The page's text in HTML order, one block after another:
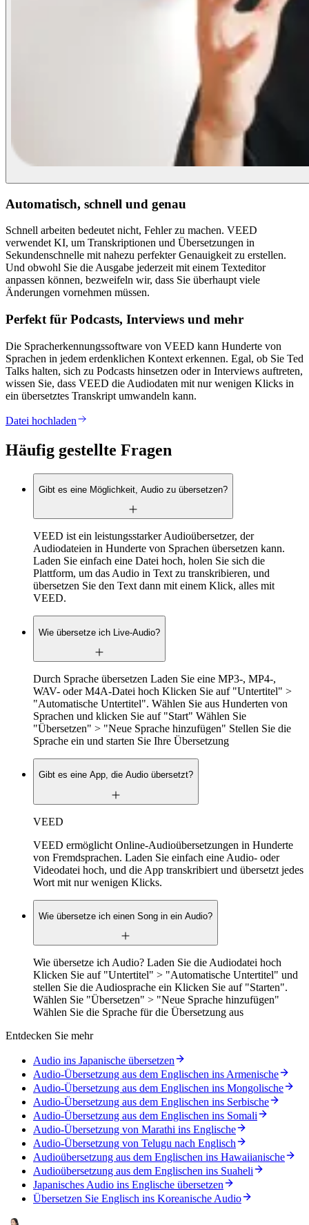
Automatisch, schnell und genau
Schnell arbeiten bedeutet nicht, Fehler zu machen. VEED
verwendet KI, um Transkriptionen und Übersetzungen in
Sekundenschnelle mit nahezu perfekter Genauigkeit zu erstellen.
Und obwohl Sie die Ausgabe jederzeit mit einem Texteditor
anpassen können, bezweifeln wir, dass Sie überhaupt viele
Änderungen vornehmen müssen.
Perfekt für Podcasts, Interviews und mehr
Die Spracherkennungssoftware von VEED kann Hunderte von
Sprachen in jedem erdenklichen Kontext erkennen. Egal, ob Sie Ted
Talks halten, sich zu Podcasts hinsetzen oder in Interviews auftreten,
wissen Sie, dass VEED die Audiodaten mit nur wenigen Klicks in
ein übersetztes Transkript umwandeln kann.
Datei hochladen
Häufig gestellte Fragen
Gibt es eine Möglichkeit, Audio zu übersetzen?
VEED ist ein leistungsstarker Audioübersetzer, der
Audiodateien in Hunderte von Sprachen übersetzen kann.
Laden Sie einfach eine Datei hoch, holen Sie sich die
Plattform, um das Audio in Text zu transkribieren, und
übersetzen Sie den Text dann mit einem Klick, alles mit
VEED.
Wie übersetze ich Live-Audio?
Durch Sprache übersetzen Laden Sie eine MP3-, MP4-,
WAV- oder M4A-Datei hoch Klicken Sie auf "Untertitel" >
"Automatische Untertitel". Wählen Sie aus Hunderten von
Sprachen und klicken Sie auf "Start" Wählen Sie
"Übersetzen" > "Neue Sprache hinzufügen" Stellen Sie die
Sprache ein und starten Sie Ihre Übersetzung
Gibt es eine App, die Audio übersetzt?
VEED
VEED ermöglicht Online-Audioübersetzungen in Hunderte
von Fremdsprachen. Laden Sie einfach eine Audio- oder
Videodatei hoch, und die App transkribiert und übersetzt jedes
Wort mit nur wenigen Klicks.
Wie übersetze ich einen Song in ein Audio?
Wie übersetze ich Audio? Laden Sie die Audiodatei hoch
Klicken Sie auf "Untertitel" > "Automatische Untertitel" und
stellen Sie die Audiosprache ein Klicken Sie auf "Starten".
Wählen Sie "Übersetzen" > "Neue Sprache hinzufügen"
Wählen Sie die Sprache für die Übersetzung aus
Entdecken Sie mehr
Audio ins Japanische übersetzen
Audio-Übersetzung aus dem Englischen ins Armenische
Audio-Übersetzung aus dem Englischen ins Mongolische
Audio-Übersetzung aus dem Englischen ins Serbische
Audio-Übersetzung aus dem Englischen ins Somali
Audio-Übersetzung von Marathi ins Englische
Audio-Übersetzung von Telugu nach Englisch
Audioübersetzung aus dem Englischen ins Hawaiianische
Audioübersetzung aus dem Englischen ins Suaheli
Japanisches Audio ins Englische übersetzen
Übersetzen Sie Englisch ins Koreanische Audio